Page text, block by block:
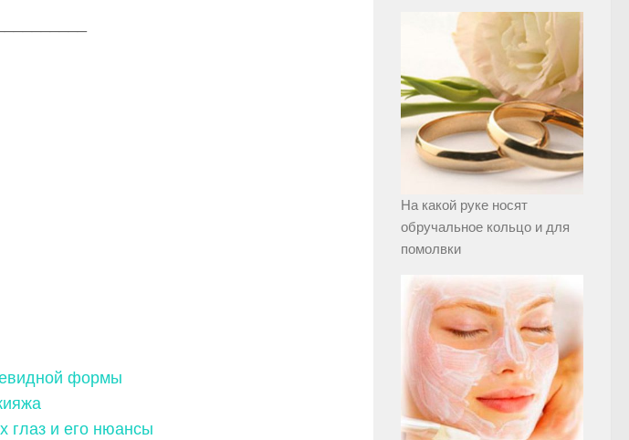
формы
глаз и его нюансы
На какой руке носят
обручальное кольцо и для
помолвки